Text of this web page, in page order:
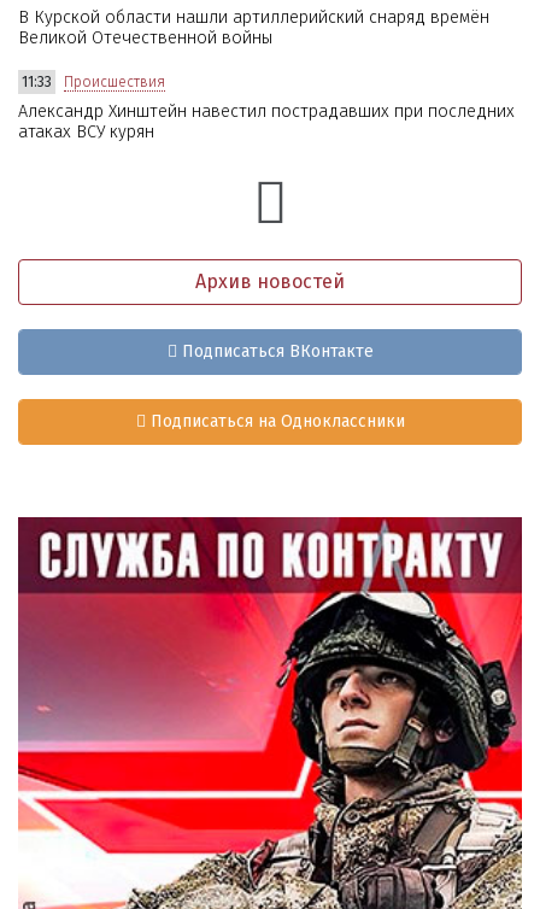
В Курской области нашли артиллерийский снаряд времён
Великой Отечественной войны
11:33 Происшествия
Александр Хинштейн навестил пострадавших при последних
атаках ВСУ курян
Архив новостей
Подписаться ВКонтакте
Подписаться на Одноклассники